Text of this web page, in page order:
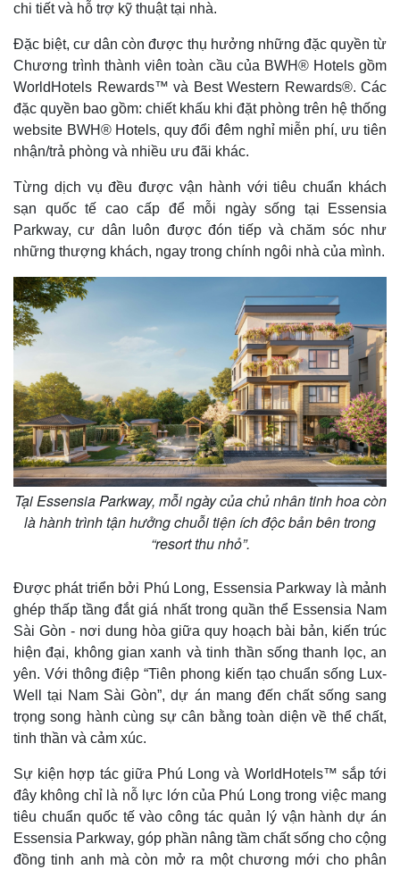
Kinh tế
Bất động sản
Khởi nghiệp
Thị trường
Giá vàng
Tiêu dùng
chi tiết và hỗ trợ kỹ thuật tại nhà.
Đặc biệt, cư dân còn được thụ hưởng những đặc quyền từ
Chương trình thành viên toàn cầu của BWH® Hotels gồm
WorldHotels Rewards™ và Best Western Rewards®. Các
đặc quyền bao gồm: chiết khấu khi đặt phòng trên hệ thống
website BWH® Hotels, quy đổi đêm nghỉ miễn phí, ưu tiên
nhận/trả phòng và nhiều ưu đãi khác.
Từng dịch vụ đều được vận hành với tiêu chuẩn khách
sạn quốc tế cao cấp để mỗi ngày sống tại Essensia
Parkway, cư dân luôn được đón tiếp và chăm sóc như
những thượng khách, ngay trong chính ngôi nhà của mình.
Tại Essensia Parkway, mỗi ngày của chủ nhân tinh hoa còn
là hành trình tận hưởng chuỗi tiện ích độc bản bên trong
“resort thu nhỏ”.
Được phát triển bởi Phú Long, Essensia Parkway là mảnh
ghép thấp tầng đắt giá nhất trong quần thể Essensia Nam
Sài Gòn - nơi dung hòa giữa quy hoạch bài bản, kiến trúc
hiện đại, không gian xanh và tinh thần sống thanh lọc, an
yên. Với thông điệp “Tiên phong kiến tạo chuẩn sống Lux-
Well tại Nam Sài Gòn”, dự án mang đến chất sống sang
trọng song hành cùng sự cân bằng toàn diện về thể chất,
tinh thần và cảm xúc.
Sự kiện hợp tác giữa Phú Long và WorldHotels™ sắp tới
đây không chỉ là nỗ lực lớn của Phú Long trong việc mang
tiêu chuẩn quốc tế vào công tác quản lý vận hành dự án
Essensia Parkway, góp phần nâng tầm chất sống cho cộng
đồng tinh anh mà còn mở ra một chương mới cho phân